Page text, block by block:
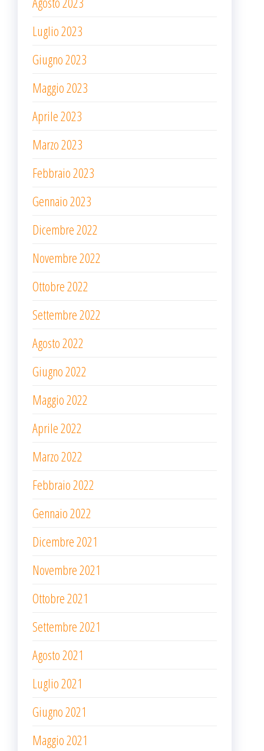
Luglio 2023
Giugno 2023
Maggio 2023
Aprile 2023
Marzo 2023
Febbraio 2023
Gennaio 2023
Dicembre 2022
Novembre 2022
Ottobre 2022
Settembre 2022
Agosto 2022
Giugno 2022
Maggio 2022
Aprile 2022
Marzo 2022
Febbraio 2022
Gennaio 2022
Dicembre 2021
Novembre 2021
Ottobre 2021
Settembre 2021
Agosto 2021
Luglio 2021
Giugno 2021
Maggio 2021